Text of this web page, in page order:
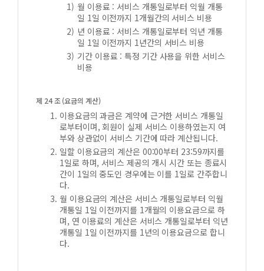
월 이용료 : 서비스 개통일로부터 익월 개통
일 1일 이전까지 1개월간의 서비스 비용
년 이용료 : 서비스 개통일로부터 익년 개통
일 1일 이전까지 1년간의 서비스 비용
기간 이용료 : 특정 기간 사용을 위한 서비스
비용
제 24 조 (요금의 계산)
이용요금의 과금은 계약에 근거한 서비스 개통일
로부터이며, 회원이 실제 서비스 이용하였는지 여
부와 상관없이 서비스 기간에 따라 계산됩니다.
일할 이용요금의 계산은 00:00부터 23:59까지를
1일로 하며, 서비스 제공의 개시 시간 또는 종료시
간이 1일의 중도인 경우에는 이를 1일로 간주합니
다.
월 이용요금의 계산은 서비스 개통일로부터 익월
개통일 1일 이전까지를 1개월의 이용요금으로 하
며, 연 이용료의 계산은 서비스 개통일로부터 익년
개통일 1일 이전까지를 1년의 이용요금으로 합니
다.